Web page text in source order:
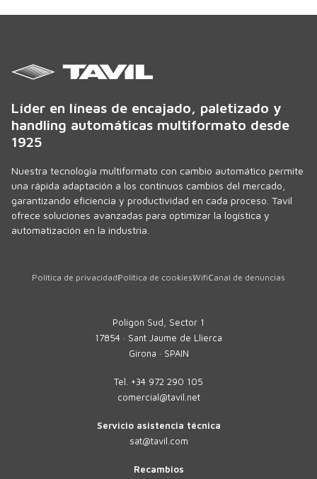
Líder en líneas de encajado, paletizado y
handling automáticas multiformato desde
1925
Nuestra tecnología multiformato con cambio automático permite
una rápida adaptación a los continuos cambios del mercado,
garantizando eficiencia y productividad en cada proceso. Tavil
ofrece soluciones avanzadas para optimizar la logística y
automatización en la industria.
Política de privacidadPolítica de cookiesWifiCanal de denuncias
Polígon Sud, Sector 1
17854 · Sant Jaume de Llierca
Girona · SPAIN
Tel. +34 972 290 105
comercial@tavil.net
Servicio asistencia técnica
sat@tavil.com
Recambios